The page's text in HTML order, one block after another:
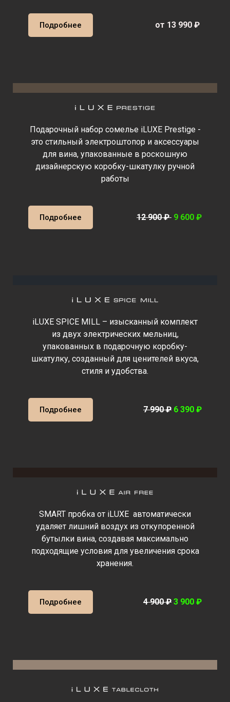
Подробнее от 13 990 ₽
Подарочный набор сомелье iLUXE Prestige -
это стильный электроштопор и аксессуары
для вина, упакованные в роскошную
дизайнерскую коробку-шкатулку ручной
работы
Подробнее 12 900 ₽ 9 600 ₽
iLUXE SPICE MILL – изысканный комплект
из двух электрических мельниц,
упакованных в подарочную коробку-
шкатулку, созданный для ценителей вкуса,
стиля и удобства.
Подробнее 7 990₽ 6 390 ₽
SMART пробка от iLUXE автоматически
удаляет лишний воздух из откупоренной
бутылки вина, создавая максимально
подходящие условия для увеличения срока
хранения.
Подробнее 4 900₽ 3 900 ₽